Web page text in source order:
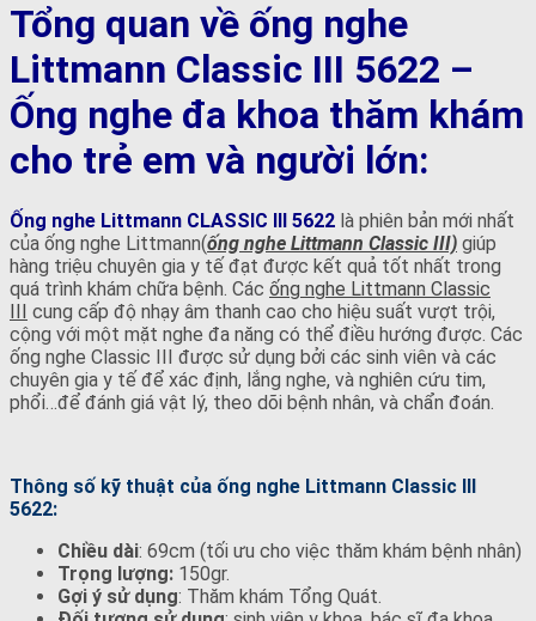
Tổng quan về ống nghe
Littmann Classic III 5622 –
Ống nghe đa khoa thăm khám
cho trẻ em và người lớn:
Ống nghe Littmann CLASSIC III 5622 là phiên bản mới nhất
của ống nghe Littmann(ống nghe Littmann Classic III) giúp
hàng triệu chuyên gia y tế đạt được kết quả tốt nhất trong
quá trình khám chữa bệnh. Các ống nghe Littmann Classic
III cung cấp độ nhạy âm thanh cao cho hiệu suất vượt trội,
cộng với một mặt nghe đa năng có thể điều hướng được. Các
ống nghe Classic III được sử dụng bởi các sinh viên và các
chuyên gia y tế để xác định, lắng nghe, và nghiên cứu tim,
phổi…để đánh giá vật lý, theo dõi bệnh nhân, và chẩn đoán.
Thông số kỹ thuật của ống nghe Littmann Classic III
5622:
Chiều dài: 69cm (tối ưu cho việc thăm khám bệnh nhân)
Trọng lượng: 150gr.
Gợi ý sử dụng: Thăm khám Tổng Quát.